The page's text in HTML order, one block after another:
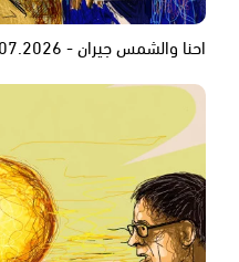
احنا والشمس جيران - 18.07.2026 -